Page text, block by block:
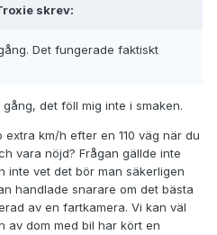
skrev:
Det fungerade faktiskt
det föll mig inte i smaken.
km/h efter en 110 väg när du
vara nöjd? Frågan gällde inte
inte vet det bör man säkerligen
handlade snarare om det bästa
av en fartkamera. Vi kan väl
av dom med bil har kört en